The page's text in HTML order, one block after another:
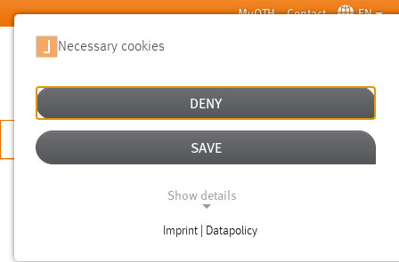
Skip to main content MyOTH Contact EN
APPLY NOW
Necessary cookies
DENY
SAVE
Show details
Imprint | Datapolicy